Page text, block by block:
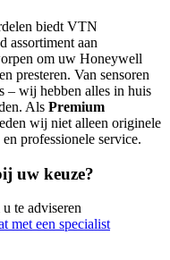
biedt VTN
assortiment aan
om uw Honeywell
presteren. Van sensoren
– wij hebben alles in huis
Als Premium
wij niet alleen originele
professionele service.
uw keuze?
te adviseren
met een specialist